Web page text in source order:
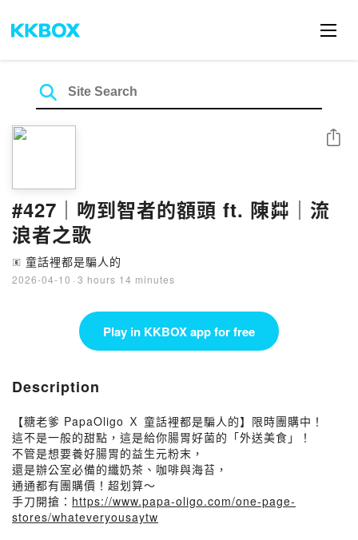
#427｜吻到智者的額頭 ft. 陳茻｜流
浪者之歌
🄴 童話裡都是騙人的
2026-04-10 · 3 hours 14 minutes
Share
Play in KKBOX app for free
Description
【糖老爹 PapaOligo Ｘ 童話裡都是騙人的】限時團購中！
這不是一般的甜點，這是給你腸胃好菌的「外送美食」！
不管是想要養好腸胃的益生元粉末，
還是辦公室必備的纖奶茶、咖啡與海苔，
通通都有團購價！超划算～
手刀開搶： https://www.papa-oligo.com/one-page-
stores/whateveryousaytw